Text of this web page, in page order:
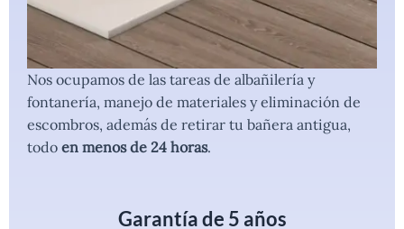
Nos ocupamos de las tareas de albañilería y
fontanería, manejo de materiales y eliminación de
escombros, además de retirar tu bañera antigua,
todo en menos de 24 horas.
Garantía de 5 años